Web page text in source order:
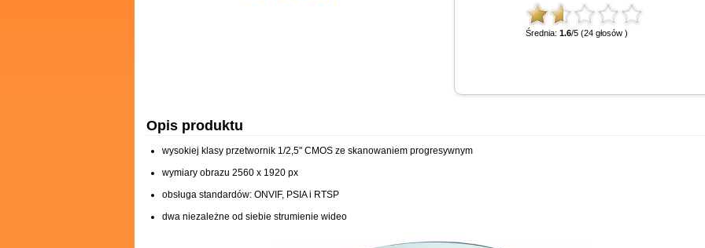
Średnia: 1.6/5 (24 głosów )
Opis produktu
wysokiej klasy przetwornik 1/2,5" CMOS ze skanowaniem progresywnym
wymiary obrazu 2560 x 1920 px
obsługa standardów: ONVIF, PSIA i RTSP
dwa niezależne od siebie strumienie wideo